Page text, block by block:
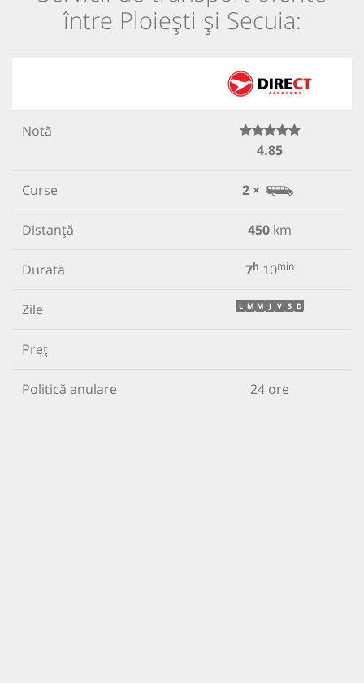
între Ploiești și Secuia:
Notă
4.85
Curse 2 ×
Distanță 450 km
Durată 7h 10min
Zile L M M J V S D
Preț
Politică anulare 24 ore